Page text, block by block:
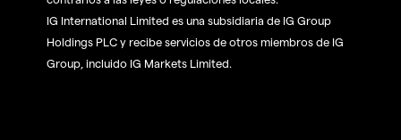
IG International Limited es una subsidiaria de IG Group
Holdings PLC y recibe servicios de otros miembros de IG
Group, incluido IG Markets Limited.